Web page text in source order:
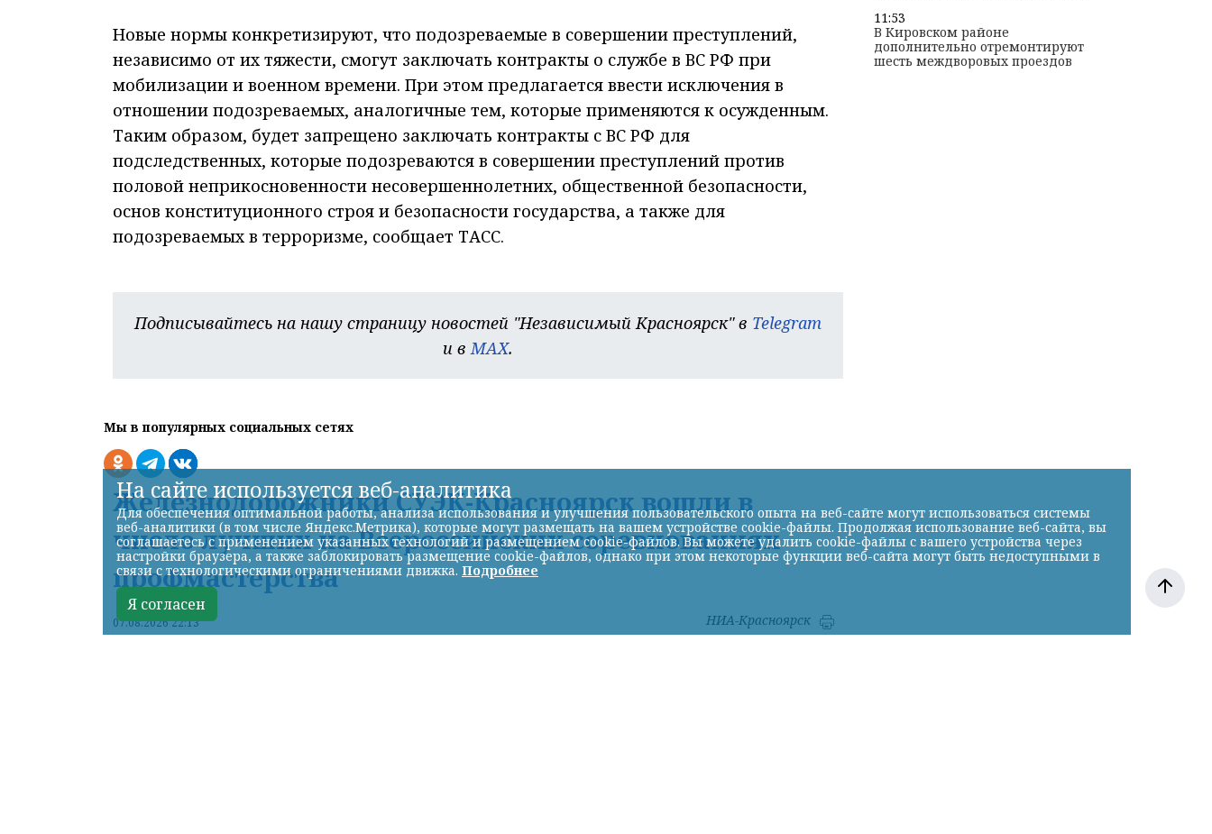
Новые нормы конкретизируют, что подозреваемые в совершении преступлений,
независимо от их тяжести, смогут заключать контракты о службе в ВС РФ при
мобилизации и военном времени. При этом предлагается ввести исключения в
отношении подозреваемых, аналогичные тем, которые применяются к осужденным.
Таким образом, будет запрещено заключать контракты с ВС РФ для
подследственных, которые подозреваются в совершении преступлений против
половой неприкосновенности несовершеннолетних, общественной безопасности,
основ конституционного строя и безопасности государства, а также для
подозреваемых в терроризме, сообщает ТАСС.
Подписывайтесь на нашу страницу новостей "Независимый Красноярск" в Telegram
и в MAX.
Мы в популярных социальных сетях
Железнодорожники СУЭК-Красноярск вошли в
число лучших на Всероссийских соревнованиях
профмастерства
07.08.2026 22:13 НИА-Красноярск
11:53
В Кировском районе
дополнительно отремонтируют
шесть междворовых проездов
На сайте используется веб-аналитика
Для обеспечения оптимальной работы, анализа использования и улучшения пользовательского опыта на веб-сайте могут использоваться системы
веб-аналитики (в том числе Яндекс.Метрика), которые могут размещать на вашем устройстве cookie-файлы. Продолжая использование веб-сайта, вы
соглашаетесь с применением указанных технологий и размещением cookie-файлов. Вы можете удалить cookie-файлы с вашего устройства через
настройки браузера, а также заблокировать размещение cookie-файлов, однако при этом некоторые функции веб-сайта могут быть недоступными в
связи с технологическими ограничениями движка. Подробнее
Я согласен